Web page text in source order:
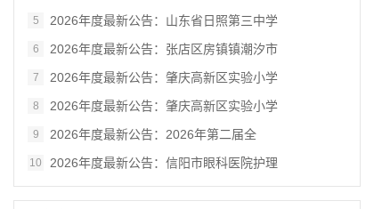
5 2026年度最新公告：山东省日照第三中学
6 2026年度最新公告：张店区房镇镇潮汐市
7 2026年度最新公告：肇庆高新区实验小学
8 2026年度最新公告：肇庆高新区实验小学
9 2026年度最新公告：2026年第二届全
10 2026年度最新公告：信阳市眼科医院护理